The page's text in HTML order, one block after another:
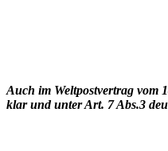
Auch im Weltpostvertrag vom
klar und unter Art. 7 Abs.3